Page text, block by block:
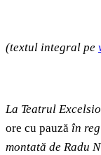
(textul integral pe
La Teatrul
ore cu pauză în
montată de Radu